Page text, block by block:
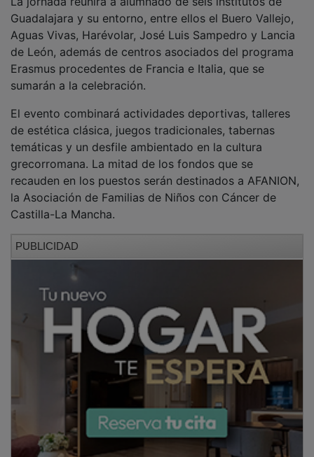
Guadalajara y su entorno, entre ellos el Buero Vallejo,
Aguas Vivas, Harévolar, José Luis Sampedro y Lancia
de León, además de centros asociados del programa
Erasmus procedentes de Francia e Italia, que se
sumarán a la celebración.
de estética clásica, juegos tradicionales, tabernas
temáticas y un desfile ambientado en la cultura
grecorromana. La mitad de los fondos que se
recauden en los puestos serán destinados a AFANION,
la Asociación de Familias de Niños con Cáncer de
Castilla-La Mancha.
Los Juegos Grecorromanos se consolidan como uno
de los proyectos educativos más relevantes del
Brianda de Mendoza, fomentando la convivencia, el
respeto, la cultura y el compromiso social entre el
alumnado.
NOTICIAS RELACIONADAS